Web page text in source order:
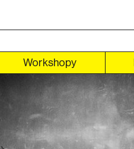
Workshopy